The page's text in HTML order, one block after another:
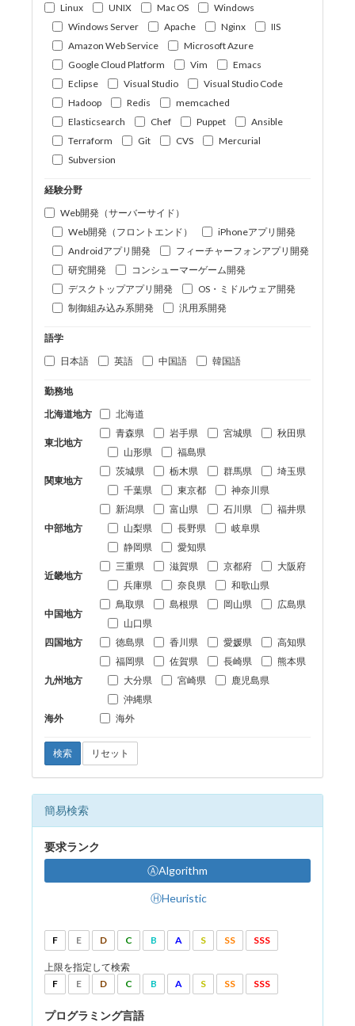
Linux
UNIX Mac OS
Windows
Windows Server
Apache Nginx
IIS
Amazon Web Service
Microsoft Azure
Google Cloud Platform
Vim
Emacs
Eclipse
Visual Studio
Visual Studio Code
Hadoop
Redis
memcached
Elasticsearch
Chef Puppet
Ansible
Terraform
Git CVS
Mercurial
Subversion
経験分野
Web開発（サーバーサイド）
Web開発（フロントエンド）
iPhoneアプリ開発
Androidアプリ開発
フィーチャーフォンアプリ開発
研究開発
コンシューマーゲーム開発
デスクトップアプリ開発
OS・ミドルウェア開発
制御組み込み系開発
汎用系開発
語学
日本語
英語 中国語 韓国語
勤務地
北海道地方
北海道
東北地方
青森県 岩手県 宮城県
秋田県
山形県
福島県
関東地方
茨城県 栃木県 群馬県
埼玉県
千葉県
東京都 神奈川県
中部地方
新潟県 富山県 石川県
福井県
山梨県
長野県
岐阜県
静岡県
愛知県
近畿地方
三重県 滋賀県 京都府
大阪府
兵庫県
奈良県 和歌山県
中国地方
鳥取県 島根県 岡山県
広島県
山口県
四国地方
徳島県 香川県 愛媛県 高知県
九州地方
福岡県 佐賀県 長崎県
熊本県
大分県
宮崎県
鹿児島県
沖縄県
海外
海外
検索 リセット
簡易検索
要求ランク
ⒶAlgorithm
ⒽHeuristic
F E D C B A S SS SSS
上限を指定して検索
F
E D C B A S SS SSS
プログラミング言語